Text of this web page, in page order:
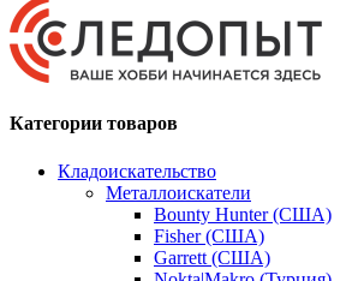
Категории товаров
Кладоискательство
Металлоискатели
Bounty Hunter (США)
Fisher (США)
Garrett (США)